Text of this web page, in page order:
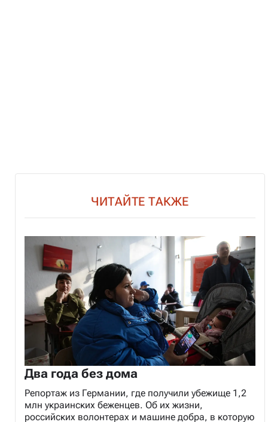
ЧИТАЙТЕ ТАКЖЕ
Два года без дома
Репортаж из Германии, где получили убежище 1,2
млн украинских беженцев. Об их жизни,
российских волонтерах и машине добра, в которую